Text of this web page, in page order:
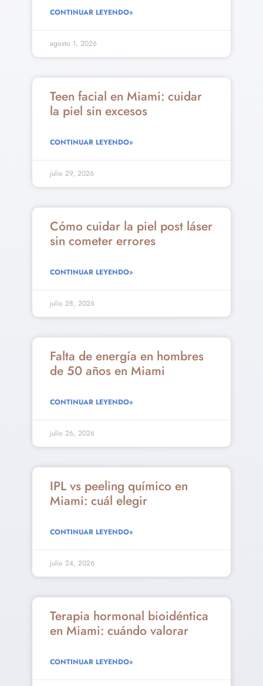
CONTINUAR LEYENDO»
agosto 1, 2026
Teen facial en Miami: cuidar
la piel sin excesos
CONTINUAR LEYENDO»
julio 29, 2026
Cómo cuidar la piel post láser
sin cometer errores
CONTINUAR LEYENDO»
julio 28, 2026
Falta de energía en hombres
de 50 años en Miami
CONTINUAR LEYENDO»
julio 26, 2026
IPL vs peeling químico en
Miami: cuál elegir
CONTINUAR LEYENDO»
julio 24, 2026
Terapia hormonal bioidéntica
en Miami: cuándo valorar
CONTINUAR LEYENDO»